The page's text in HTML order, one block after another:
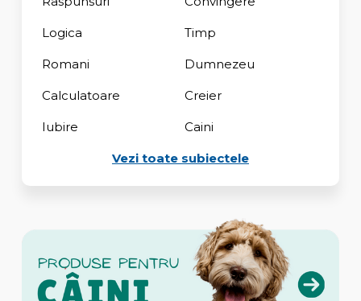
Logica Timp
Romani Dumnezeu
Calculatoare Creier
Iubire Caini
Vezi toate subiectele